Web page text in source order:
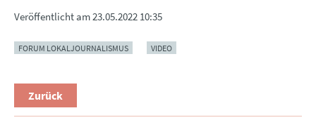
Veröffentlicht am23.05.2022 10:35
FORUM LOKALJOURNALISMUS VIDEO
Zurück